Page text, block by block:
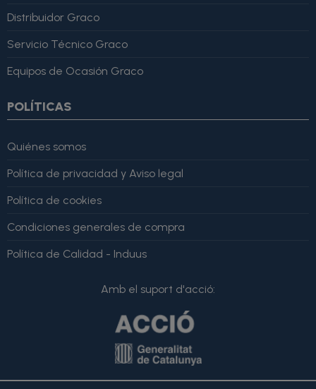
Distribuidor Graco
Servicio Técnico Graco
Equipos de Ocasión Graco
POLÍTICAS
Quiénes somos
Política de privacidad y Aviso legal
Política de cookies
Condiciones generales de compra
Política de Calidad - Induus
Amb el suport d'acció: